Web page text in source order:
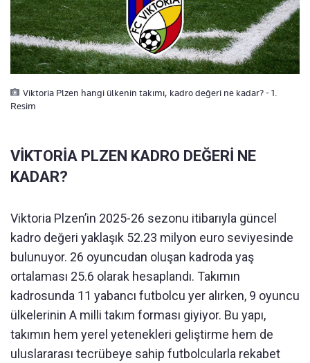
Viktoria Plzen hangi ülkenin takımı, kadro değeri ne kadar? - 1.
Resim
VİKTORİA PLZEN KADRO DEĞERİ NE
KADAR?
Viktoria Plzen’in 2025-26 sezonu itibarıyla güncel
kadro değeri yaklaşık 52.23 milyon euro seviyesinde
bulunuyor. 26 oyuncudan oluşan kadroda yaş
ortalaması 25.6 olarak hesaplandı. Takımın
kadrosunda 11 yabancı futbolcu yer alırken, 9 oyuncu
ülkelerinin A milli takım forması giyiyor. Bu yapı,
takımın hem yerel yetenekleri geliştirme hem de
uluslararası tecrübeye sahip futbolcularla rekabet